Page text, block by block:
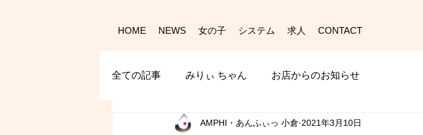
HOME NEWS 女の子 システム 求人 CONTACT
全ての記事 みりぃ ちゃん お店からのお知らせ
AMPHI・あんふぃっ 小倉 2021年3月10日